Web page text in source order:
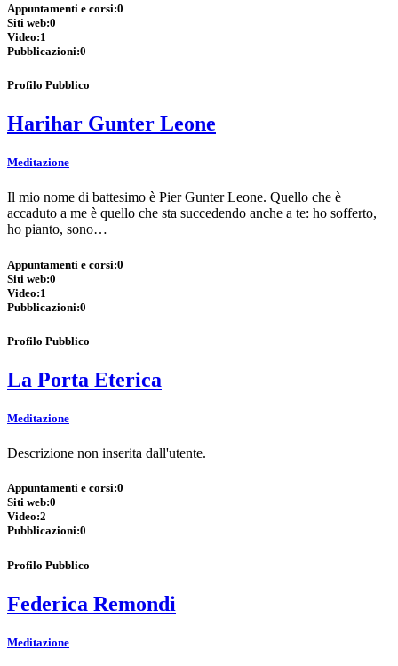
Appuntamenti e corsi:0
Siti web:0
Video:1
Pubblicazioni:0
Profilo Pubblico
Harihar Gunter Leone
Meditazione
Il mio nome di battesimo è Pier Gunter Leone. Quello che è
accaduto a me è quello che sta succedendo anche a te: ho sofferto,
ho pianto, sono…
Appuntamenti e corsi:0
Siti web:0
Video:1
Pubblicazioni:0
Profilo Pubblico
La Porta Eterica
Meditazione
Descrizione non inserita dall'utente.
Appuntamenti e corsi:0
Siti web:0
Video:2
Pubblicazioni:0
Profilo Pubblico
Federica Remondi
Meditazione